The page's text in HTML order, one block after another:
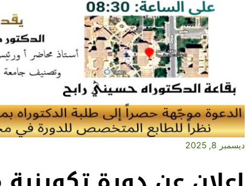
ديسمبر 8, 2025